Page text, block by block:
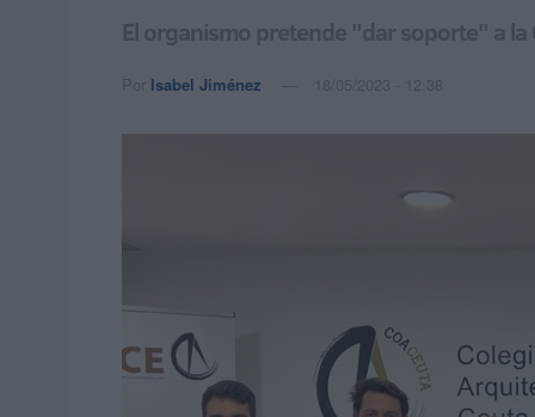
El organismo pretende "dar soporte" a la
Por Isabel Jiménez 18/05/2023 - 12:38